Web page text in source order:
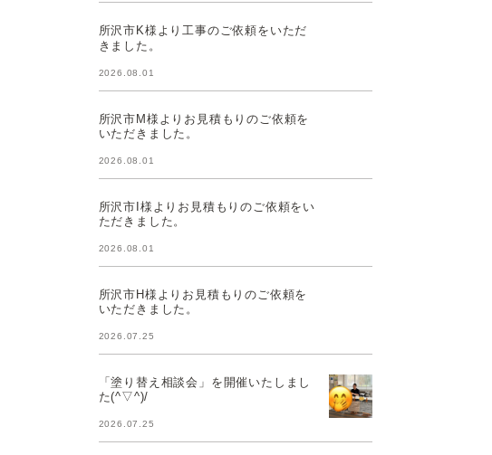
所沢市K様より工事のご依頼をいただ
きました。
2026.08.01
所沢市M様よりお見積もりのご依頼を
いただきました。
2026.08.01
所沢市I様よりお見積もりのご依頼をい
ただきました。
2026.08.01
所沢市H様よりお見積もりのご依頼を
いただきました。
2026.07.25
「塗り替え相談会」を開催いたしまし
た(^▽^)/
2026.07.25